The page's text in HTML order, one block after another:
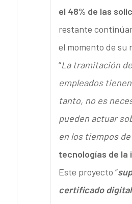
el 48% de las
restante
el momento de su
“La tramitación
empleados
tanto, no es
pueden actuar
en los tiempos
tecnologías de la
Este proyecto “
certificado digital